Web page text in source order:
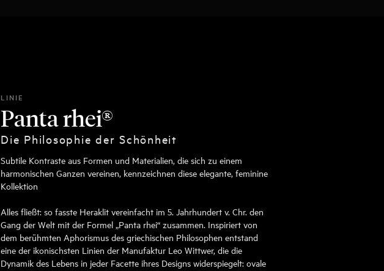
LINIE
Panta rhei®
Die Philosophie der Schönheit
Subtile Kontraste aus Formen und Materialien, die sich zu einem
harmonischen Ganzen vereinen, kennzeichnen diese elegante, feminine
Kollektion
Alles fließt: so fasste Heraklit vereinfacht im 5. Jahrhundert v. Chr. den
Gang der Welt mit der Formel „Panta rhei“ zusammen. Inspiriert von
dem berühmten Aphorismus des griechischen Philosophen entstand
eine der ikonischsten Linien der Manufaktur Leo Wittwer, die die
Dynamik des Lebens in jeder Facette ihres Designs widerspiegelt: ovale